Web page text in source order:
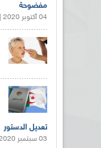
مفضوحة
04 أكتوبر 2020 |
تعديل الدستور
03 سبتمبر 2020 |